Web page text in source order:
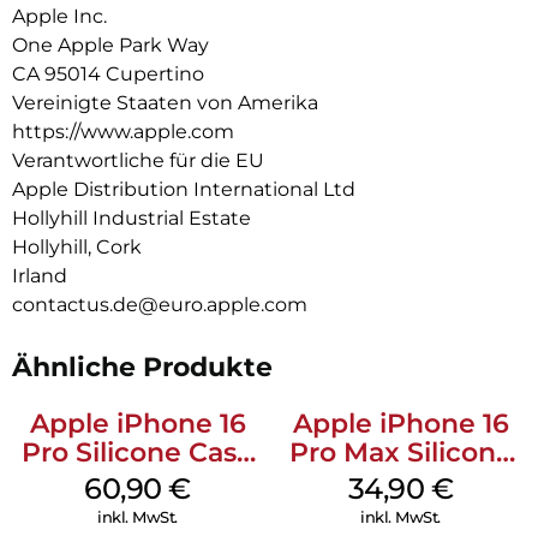
des Design‑ und Fertigungs­prozesses Tausende von
Teststunden. Deshalb sieht es nicht nur großartig aus,
sondern ist auch dafür gemacht, dein iPhone vor Kratzern
und bei Stürzen zu schützen.
Apple Inc.
One Apple Park Way
CA 95014 Cupertino
Vereinigte Staaten von Amerika
https://www.apple.com
Verantwortliche für die EU
Apple Distribution International Ltd
Hollyhill Industrial Estate
Hollyhill, Cork
Irland
contactus.de@euro.apple.com
Ähnliche Produkte
Apple iPhone 16
Pro Silicone Case
MagSafe Stone
Gray
60,90€
inkl. MwSt.
Apple iPhone 16
Pro Max Silicone
Case MagSafe
Denim
34,90 €
inkl. MwSt.